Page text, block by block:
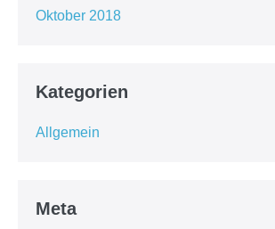
Oktober 2018
Kategorien
Allgemein
Meta